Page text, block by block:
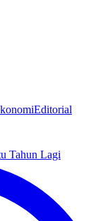
Editorial
Tahun Lagi